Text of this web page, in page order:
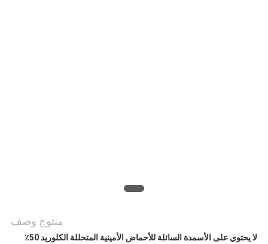
منتوج وصف
لا يحتوي على الأسمدة السائلة للأحماض الأمينية المتحللة الكلوريد 50٪